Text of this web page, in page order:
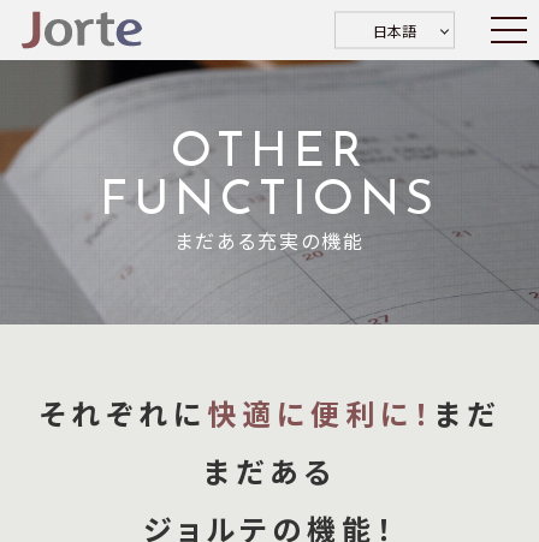
日本語
OTHER
FUNCTIONS
まだある充実の機能
それぞれに 快適に便利に！ まだ
まだある
ジョルテの機能！